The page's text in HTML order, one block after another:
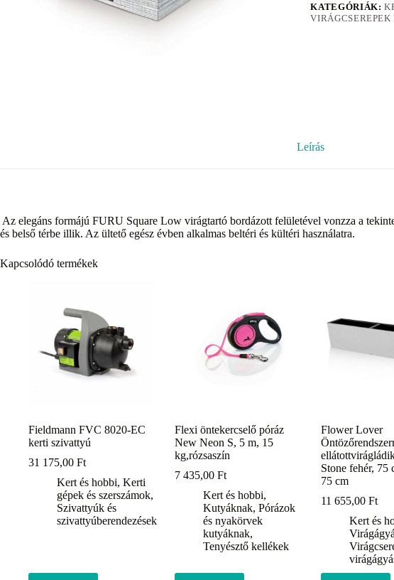
KATEGÓRIÁK:
Leírás
Az elegáns formájú FURU Square Low virágtartó bordázott felületével vonzza a
és belső térbe illik. Az ültető egész évben alkalmas beltéri és kültéri használatra.
Kapcsolódó termékek
Fieldmann FVC 8020-EC
kerti szivattyú
31 175,00 Ft
Kert és hobbi, Kerti
gépek és szerszámok,
Szivattyúk és
szivattyúberendezések
Flexi öntekercselő póráz
New Neon S, 5 m, 15
kg,rózsaszín
7 435,00Ft
Kert és hobbi,
Kutyáknak,Pórázok
és nyakörvek
kutyáknak,
Tenyésztő kellékek
Flower Lover
Stone fehér, 75
75 cm
11 655,00Ft
Kert és